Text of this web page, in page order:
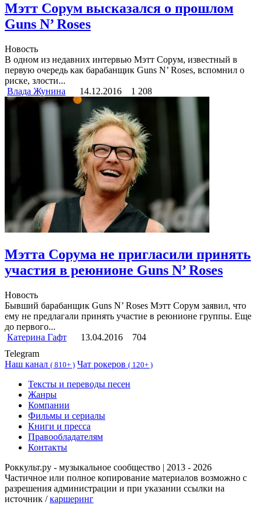
Мэтт Сорум высказался о прошлом
Guns N’ Roses
Новость
В одном из недавних интервью Мэтт Сорум, известный в
первую очередь как барабанщик Guns N’ Roses, вспомнил о
риске, злости...
Влада Жунина
14.12.2016 1 208
Мэтта Сорума не пригласили принять
участия в реюнионе Guns N’ Roses
Новость
Бывший барабанщик Guns N’ Roses Мэтт Сорум заявил, что
ему не предлагали принять участие в реюнионе группы. Еще
до первого...
Катерина Гафт
13.04.2016
704
Telegram
Наш канал ( 810+ ) Чат рокеров ( 120+ )
Тексты и переводы песен
Жанры
Компании
Фильмы и сериалы
Книги и пресса
Правообладателям
Контакты
Роккульт.ру - музыкальное сообщество | 2013 - 2026
Частичное или полное копирование материалов возможно с
разрешения администрации и при указании ссылки на
источник /каршеринг